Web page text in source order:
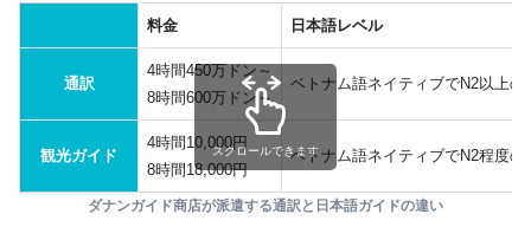
料金 日本語レベル
通訳
4時間450万ドン～
8時間600万ドン～
ベトナム語ネイティブでN2以上の
観光ガイド
4時間10,000円
8時間18,000円
ベトナム語ネイティブでN2程度の
ダナンガイド商店が派遣する通訳と日本語ガイドの違い
スクロールできます